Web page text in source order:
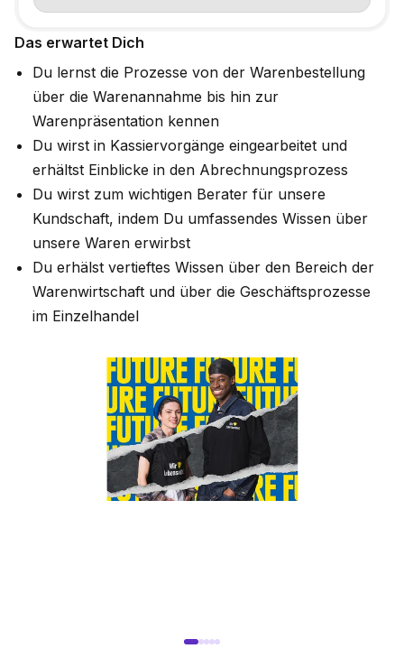
Das erwartet Dich
Du lernst die Prozesse von der Warenbestellung
über die Warenannahme bis hin zur
Warenpräsentation kennen
Du wirst in Kassiervorgänge eingearbeitet und
erhältst Einblicke in den Abrechnungsprozess
Du wirst zum wichtigen Berater für unsere
Kundschaft, indem Du umfassendes Wissen über
unsere Waren erwirbst
Du erhälst vertieftes Wissen über den Bereich der
Warenwirtschaft und über die Geschäftsprozesse
im Einzelhandel